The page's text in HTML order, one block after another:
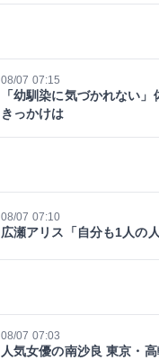
08/07 07:15
「幼馴染に気づかれない
きっかけは
08/07 07:10
広瀬アリス「自分も1人の
08/07 07:03
人気女優の南沙良 東京・